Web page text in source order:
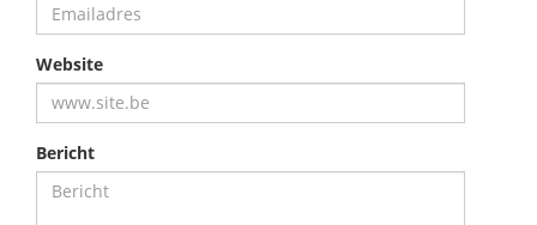
Website
Bericht